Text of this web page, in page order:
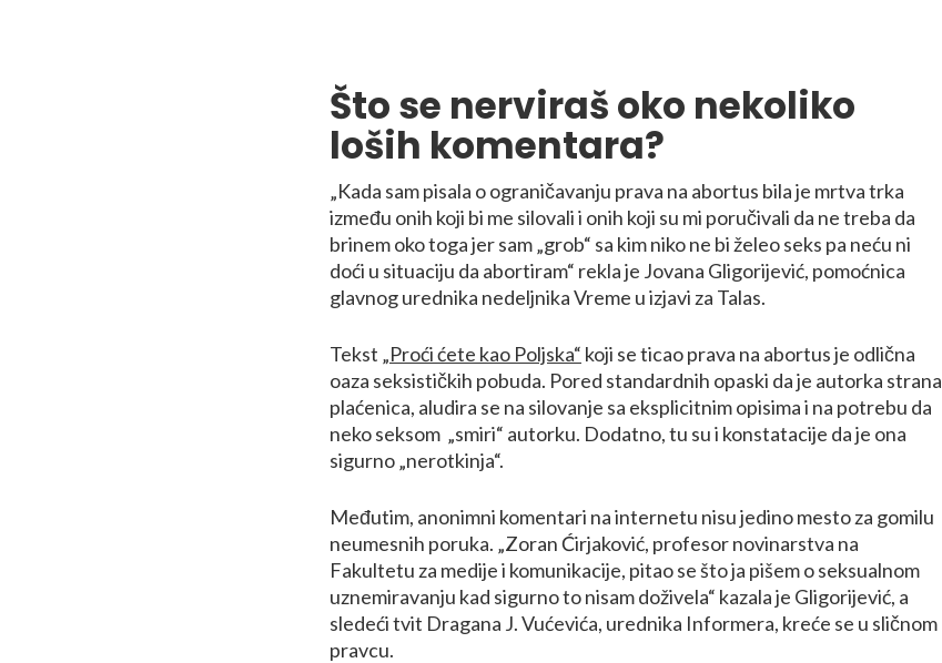
Što se nerviraš oko nekoliko
loših komentara?
„Kada sam pisala o ograničavanju prava na abortus bila je mrtva trka
između onih koji bi me silovali i onih koji su mi poručivali da ne treba da
brinem oko toga jer sam „grob“ sa kim niko ne bi želeo seks pa neću ni
doći u situaciju da abortiram“ rekla je Jovana Gligorijević, pomoćnica
glavnog urednika nedeljnika Vreme u izjavi za Talas.
Tekst „Proći ćete kao Poljska“ koji se ticao prava na abortus je odlična
oaza seksističkih pobuda. Pored standardnih opaski da je autorka strana
plaćenica, aludira se na silovanje sa eksplicitnim opisima i na potrebu da
neko seksom „smiri“ autorku. Dodatno, tu su i konstatacije da je ona
sigurno „nerotkinja“.
Međutim, anonimni komentari na internetu nisu jedino mesto za gomilu
neumesnih poruka. „Zoran Ćirjaković, profesor novinarstva na
Fakultetu za medije i komunikacije, pitao se što ja pišem o seksualnom
uznemiravanju kad sigurno to nisam doživela“ kazala je Gligorijević, a
sledeći tvit Dragana J. Vućevića, urednika Informera, kreće se u sličnom
pravcu.